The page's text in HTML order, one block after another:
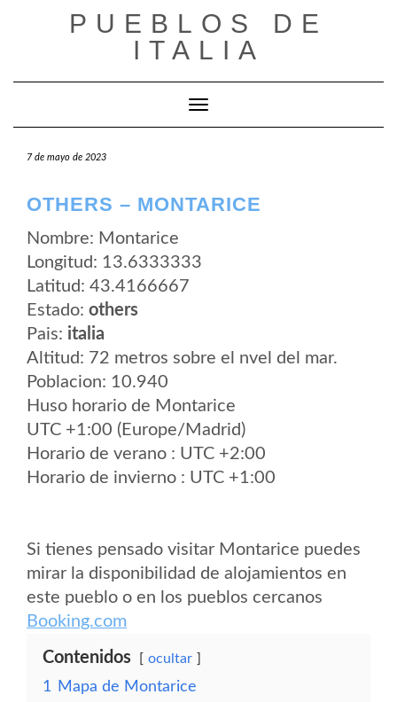
PUEBLOS DE
ITALIA
Cambiar modo de navegación
7 de mayo de 2023
OTHERS – MONTARICE
Nombre: Montarice
Longitud: 13.6333333
Latitud: 43.4166667
Estado: others
Pais: italia
Altitud: 72 metros sobre el nvel del mar.
Poblacion: 10.940
Huso horario de Montarice
UTC +1:00 (Europe/Madrid)
Horario de verano : UTC +2:00
Horario de invierno : UTC +1:00
Si tienes pensado visitar Montarice puedes
mirar la disponibilidad de alojamientos en
este pueblo o en los pueblos cercanos
Booking.com
Contenidos ocultar
1
Mapa de Montarice